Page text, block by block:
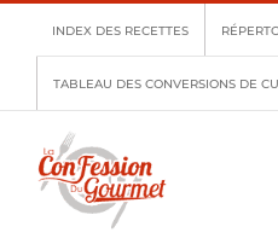
content
INDEX DES RECETTES
TABLEAU DES CONVERSIONS DE